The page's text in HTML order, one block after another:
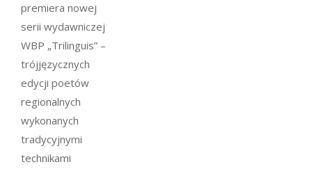
premiera nowej
serii wydawniczej
WBP „Trilinguis” –
trójjęzycznych
edycji poetów
regionalnych
wykonanych
tradycyjnymi
technikami